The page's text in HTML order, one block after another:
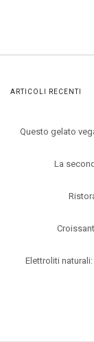
ARTICOLI RECENTI
Questo gelato
La
Elettroliti